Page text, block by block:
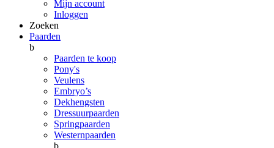
Mijn account
Inloggen
Zoeken
Paarden
b
Paarden te koop
Pony's
Veulens
Embryo’s
Dekhengsten
Dressuurpaarden
Springpaarden
Westernpaarden
b